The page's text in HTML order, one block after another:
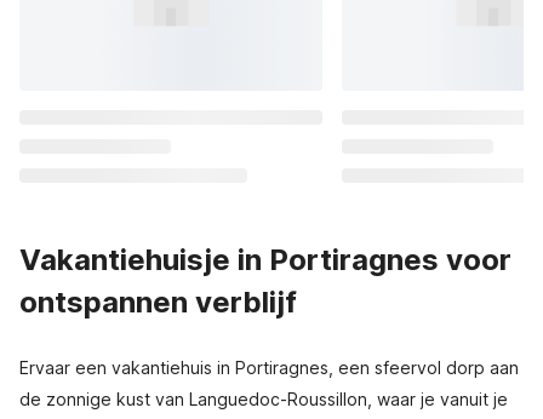
Vakantiehuisje in Portiragnes voor
ontspannen verblijf
Ervaar een vakantiehuis in Portiragnes, een sfeervol dorp aan
de zonnige kust van Languedoc-Roussillon, waar je vanuit je